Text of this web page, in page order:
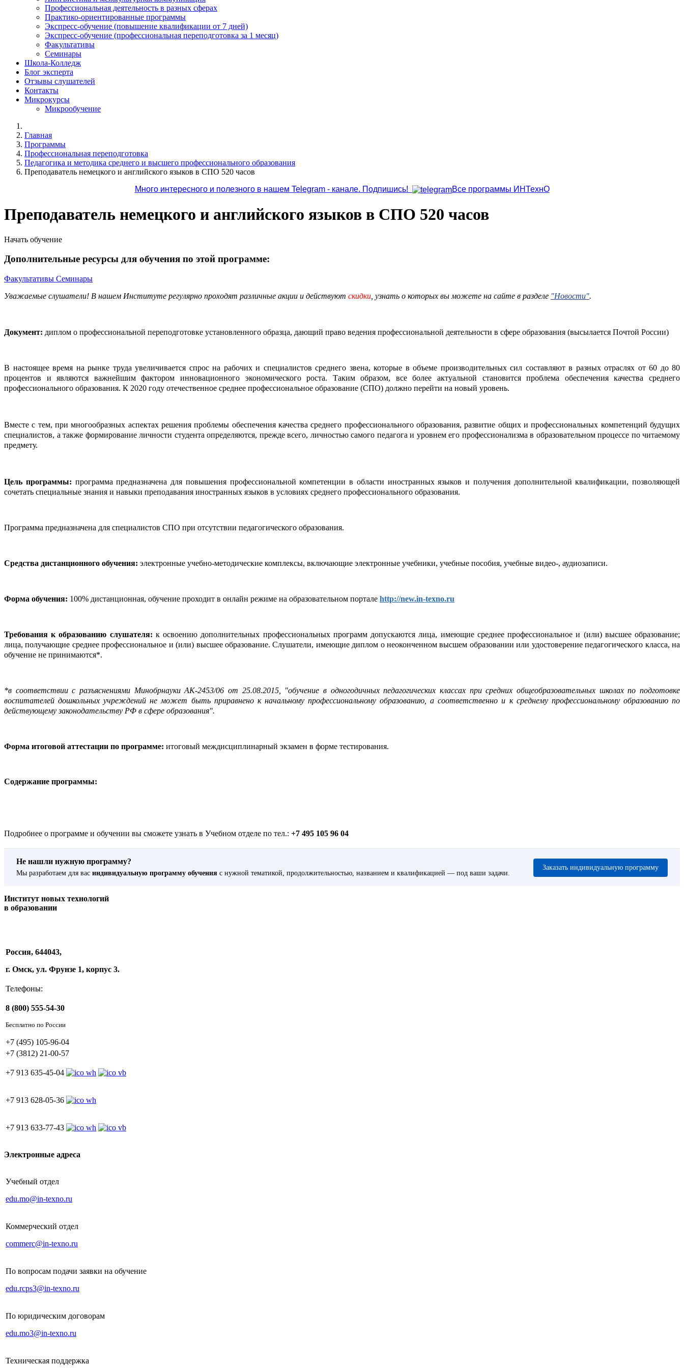
Профессиональная деятельность в разных сферах
Практико-ориентированные программы
Экспресс-обучение (повышение квалификации от 7 дней)
Экспресс-обучение (профессиональная переподготовка за 1 месяц)
Факультативы
Семинары
Школа-Колледж
Блог эксперта
Отзывы слушателей
Контакты
Микрокурсы
Микрообучение
Главная
Программы
Профессиональная переподготовка
Педагогика и методика среднего и высшего профессионального образования
Преподаватель немецкого и английского языков в СПО 520 часов
Много интересного и полезного в нашем Telegram - канале. Подпишись!
Все программы ИНТехнО
Преподаватель немецкого и английского языков в СПО 520 часов
Начать обучение
Дополнительные ресурсы для обучения по этой программе:
Факультативы Семинары
Уважаемые слушатели! В нашем Институте регулярно проходят различные акции и действуют скидки , узнать о которых вы можете на сайте в разделе "Новости".
Документ: диплом о профессиональной переподготовке установленного образца, дающий право ведения профессиональной деятельности в сфере образования (высылается Почтой России)
В настоящее время на рынке труда увеличивается спрос на рабочих и специалистов среднего звена, которые в объеме производительных сил составляют в разных отраслях от 60 до 80
процентов и являются важнейшим фактором инновационного экономического роста. Таким образом, все более актуальной становится проблема обеспечения качества среднего
профессионального образования. К 2020 году отечественное среднее профессиональное образование (СПО) должно перейти на новый уровень.
Вместе с тем, при многообразных аспектах решения проблемы обеспечения качества среднего профессионального образования, развитие общих и профессиональных компетенций будущих
специалистов, а также формирование личности студента определяются, прежде всего, личностью самого педагога и уровнем его профессионализма в образовательном процессе по читаемому
предмету.
Цель программы: программа предназначена для повышения профессиональной компетенции в области иностранных языков и получения дополнительной квалификации, позволяющей
сочетать специальные знания и навыки преподавания иностранных языков в условиях среднего профессионального образования.
Программа предназначена для специалистов СПО при отсутствии педагогического образования.
Средства дистанционного обучения: электронные учебно-методические комплексы, включающие электронные учебники, учебные пособия, учебные видео-, аудиозаписи.
Форма обучения: 100% дистанционная, обучение проходит в онлайн режиме на образовательном портале http://new.in-texno.ru
Требования к образованию слушателя: к освоению дополнительных профессиональных программ допускаются лица, имеющие среднее профессиональное и (или) высшее образование;
лица, получающие среднее профессиональное и (или) высшее образование. Слушатели, имеющие диплом о неоконченном высшем образовании или удостоверение педагогического класса, на
обучение не принимаются*.
*в соответствии с разъяснениями Минобрнауки АК-2453/06 от 25.08.2015, "обучение в одногодичных педагогических классах при средних общеобразовательных школах по подготовке
воспитателей дошкольных учреждений не может быть приравнено к начальному профессиональному образованию, а соответственно и к среднему профессиональному образованию по
действующему законодательству РФ в сфере образования".
Форма итоговой аттестации по программе: итоговый междисциплинарный экзамен в форме тестирования.
Содержание программы:
Подробнее о программе и обучении вы сможете узнать в Учебном отделе по тел.: +7 495 105 96 04
Не нашли нужную программу?
Мы разработаем для вас индивидуальную программу обучения с нужной тематикой, продолжительностью, названием и квалификацией — под ваши задачи.
Заказать индивидуальную программу
Институт новых технологий
в образовании
Россия, 644043,
г. Омск, ул. Фрунзе 1, корпус 3.
Телефоны:
8 (800) 555-54-30
Бесплатно по России
+7 (495) 105-96-04
+7 (3812) 21-00-57
+7 913 635-45-04
+7 913 628-05-36
+7 913 633-77-43
Электронные адреса
Учебный отдел
edu.mo@in-texno.ru
Коммерческий отдел
commerc@in-texno.ru
По вопросам подачи заявки на обучение
edu.rcps3@in-texno.ru
По юридическим договорам
edu.mo3@in-texno.ru
Техническая поддержка